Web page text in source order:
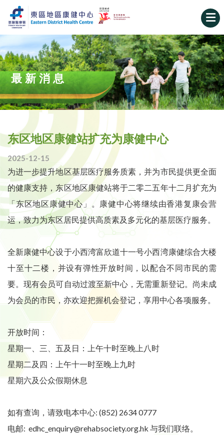
最新消息
东区地区康健站扩充为康健中心
2025-12-15
为进一步提升地区基层医疗服务质素，并为市民提供更全面
的健康支持，东区地区康健站将于二零二五年十二月扩充为
「东区地区康健中心」。康健中心将继续由香港复康会营
运，致力为东区居民提供高质素及多元化的基层医疗服务。
全新康健中心设于小西湾富欣道十一号小西湾康健综合大楼
十至十二楼，并设有弹性开放时间，以配合不同市民的需
要。现有会员可自动过渡至新中心，无需重新登记。尚未成
为会员的市民，亦欢迎把握机会登记，享用中心各项服务。
开放时间：
星期一、三、五及日：上午十时至晚上八时
星期二及四：上午十一时至晚上九时
星期六及公众假期休息
如有查询，请致电本中心: (852) 2634 0777
电邮: edhc_enquiry@rehabsociety.org.hk 与我们联络。